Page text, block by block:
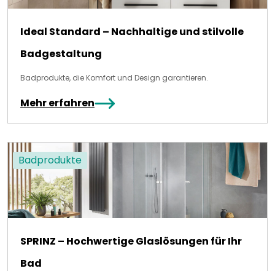
Ideal Standard – Nachhaltige und stilvolle
Badgestaltung
Badprodukte, die Komfort und Design garantieren.
Mehr erfahren
Badprodukte
SPRINZ – Hochwertige Glaslösungen für Ihr
Bad